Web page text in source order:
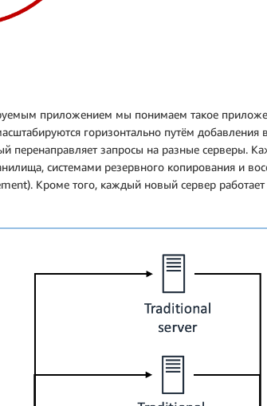
приложением мы понимаем такое
горизонтально путём добавления
перенаправляет запросы на разные серверы.
системами резервного копирования и
Кроме того, каждый новый сервер работает